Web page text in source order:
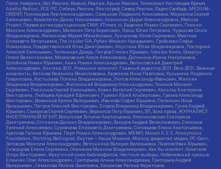
Голос Америки, Idel.Реалии, Кавказ.Реалии, Крым.Реалии, Телеканал Настоящее Время,
Azatliq Radiosi, PCE/PC, Сибирь.Реалии, Фактограф, Север.Реалии, Радио Свобода, MEDIUM-
ORIENT, Пономарев Лев Александрович, Савицкая Людмила Алексеевна, Маркелов Сергей
Евгеньевич, Камалягин Денис Николаевич, Апахончич Дарья Александровна, Medusa
Project, Первое антикоррупционное СМИ, VTimes.io, Баданин Роман Сергеевич, Гликин
Максим Александрович, Маняхин Петр Борисович, Ярош Юлия Петровна, Чуракова Ольга
Владимировна, Железнова Мария Михайловна, Лукьянова Юлия Сергеевна, Маетная
Елизавета Витальевна, The Insider SIA, Рубин Михаил Аркадьевич, Гройсман Софья
Романовна, Рождественский Илья Дмитриевич, Апухтина Юлия Владимировна, Постернак
Алексей Евгеньевич, Телеканал Дождь, Петров Степан Юрьевич, Istories fonds, Шмагун
Олеся Валентиновна, Мароховская Алеся Алексеевна, Долинина Ирина Николаевна,
Шлейнов Роман Юрьевич, Анин Роман Александрович, Великовский Дмитрий
Александрович, Альтаир 2021, Ромашки монолит, Главный редактор 2021, Вега 2021, Важные
иноагенты, Каткова Вероника Вячеславовна, Карезина Инна Павловна, Кузьмина Людмила
Гавриловна, Костылева Полина Владимировна, Лютов Александр Иванович, Жилкин
Владимир Владимирович, Жилинский Владимир Александрович, Тихонов Михаил
Сергеевич, Пискунов Сергей Евгеньевич, Ковин Виталий Сергеевич, Кильтау Екатерина
Викторовна, Любарев Аркадий Ефимович, Гурман Юрий Альбертович, Грезев Александр
Викторович, Важенков Артем Валерьевич, Иванова София Юрьевна, Пигалкин Илья
Валерьевич, Петров Алексей Викторович, Егоров Владимир Владимирович, Гусев Андрей
Юрьевич, Смирнов Сергей Сергеевич, Верзилов Петр Юрьевич, ЗП, Зона права, ЖУРНАЛИСТ-
ИНОСТРАННЫЙ АГЕНТ, Вольтская Татьяна Анатольевна, Клепиковская Екатерина
Дмитриевна, Сотников Даниил Владимирович, Захаров Андрей Вячеславович, Симонов
Евгений Алексеевич, Сурначева Елизавета Дмитриевна, Соловьева Елена Анатольевна,
Арапова Галина Юрьевна, Перл Роман Александрович, МЕМО, Mason G.E.S. Anonymous
Foundation, Stichting Bellingcat, Якутия – Наше Мнение, Москоу диджитал медиа, РС-Балт,
Заговора Максим Александрович, Ветошкина Валерия Валерьевна, Павлов Иван Юрьевич,
Скворцова Елена Сергеевна, Оленичев Максим Владимирович, Как бы инагент, Кочетков
Игорь Викторович, Иркутский союз библиофилов, Честные выборы, Нобелевский призыв,
Еланчик Олег Александрович, Григорьева Алина Александровна, Григорьев Андрей
Валерьевич , Гималова Регина Эмилевна, Хисамова Регина Фаритовна